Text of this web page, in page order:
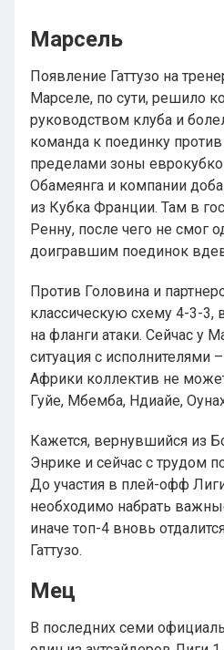
Марсель
Появление Гаттузо на
Марселе, по сути, решило
руководством клуба и
команда к поединку
пределами зоны
Обамеянга и компании
из Кубка Франции. Там в
Ренну, после чего не смог
доигравшим поединок
Против Головина и
классическую схему 4-3-3,
на фланги атаки. Сейчас у
ситуация с исполнителями
Африки коллектив не
Гуйе, Мбемба, Ндиайе,
Кажется, вернувшийся из
Энрике и сейчас с трудом
До участия в плей-офф
необходимо набрать
иначе топ-4 вновь
Гаттузо.
Мец
В последних семи